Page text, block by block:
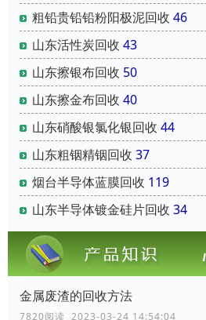
粗铅贵铅铅粉阳极泥回收 46
山东活性炭回收 43
山东擦银布回收 50
山东擦金布回收 40
山东硝酸银氯化银回收 44
山东粗铟精铟回收 37
烟台半导体蓝膜回收 119
山东半导体镀金硅片回收 34
金属废渣的回收方法
7820阅读 2023-03-24 14:54:04